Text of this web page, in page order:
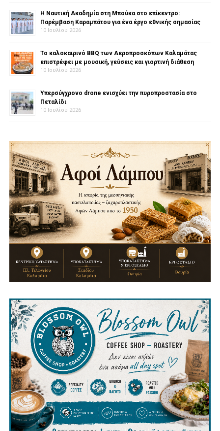
Η Ναυτική Ακαδημία στη Μπούκα στο επίκεντρο:
Παρέμβαση Καραμπάτου για ένα έργο εθνικής σημασίας
10 Ιουλίου 2026
Το καλοκαιρινό BBQ των Αεροπροσκόπων Καλαμάτας
επιστρέφει με μουσική, γεύσεις και γιορτινή διάθεση
10 Ιουλίου 2026
Υπερσύγχρονο drone ενισχύει την πυροπροστασία στο
Πεταλίδι
10 Ιουλίου 2026